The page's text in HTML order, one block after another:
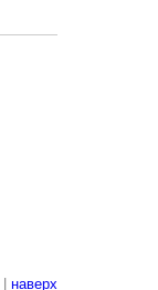
наверх